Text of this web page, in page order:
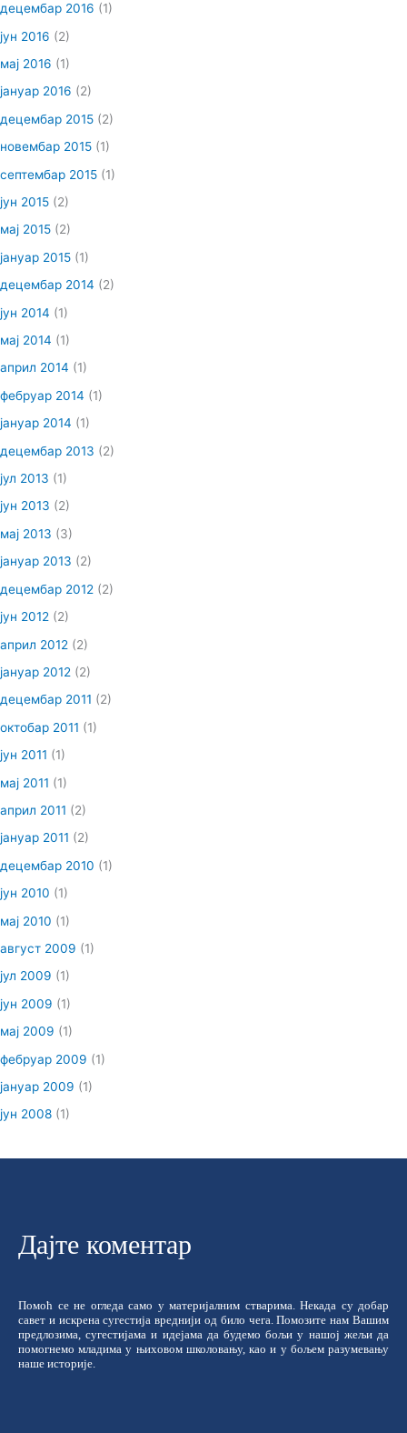
децембар 2016 (1)
јун 2016 (2)
мај 2016 (1)
јануар 2016 (2)
децембар 2015 (2)
новембар 2015 (1)
септембар 2015 (1)
јун 2015 (2)
мај 2015 (2)
јануар 2015 (1)
децембар 2014 (2)
јун 2014 (1)
мај 2014 (1)
април 2014 (1)
фебруар 2014 (1)
јануар 2014 (1)
децембар 2013 (2)
јул 2013 (1)
јун 2013 (2)
мај 2013 (3)
јануар 2013 (2)
децембар 2012 (2)
јун 2012 (2)
април 2012 (2)
јануар 2012 (2)
децембар 2011 (2)
октобар 2011 (1)
јун 2011 (1)
мај 2011 (1)
април 2011 (2)
јануар 2011 (2)
децембар 2010 (1)
јун 2010 (1)
мај 2010 (1)
август 2009 (1)
јул 2009 (1)
јун 2009 (1)
мај 2009 (1)
фебруар 2009 (1)
јануар 2009 (1)
јун 2008 (1)
Дајте коментар
Помоћ се не огледа само у материјалним стварима. Некада су добар
савет и искрена сугестија вреднији од било чега. Помозите нам Вашим
предлозима, сугестијама и идејама да будемо бољи у нашој жељи да
помогнемо младима у њиховом школовању, као и у бољем разумевању
наше историје.